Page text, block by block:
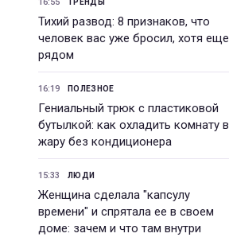
ТРЕНДЫ
Тихий развод: 8 признаков, что
человек вас уже бросил, хотя еще
рядом
16:19 ПОЛЕЗНОЕ
Гениальный трюк с пластиковой
бутылкой: как охладить комнату в
жару без кондиционера
15:33 ЛЮДИ
Женщина сделала "капсулу
времени" и спрятала ее в своем
доме: зачем и что там внутри